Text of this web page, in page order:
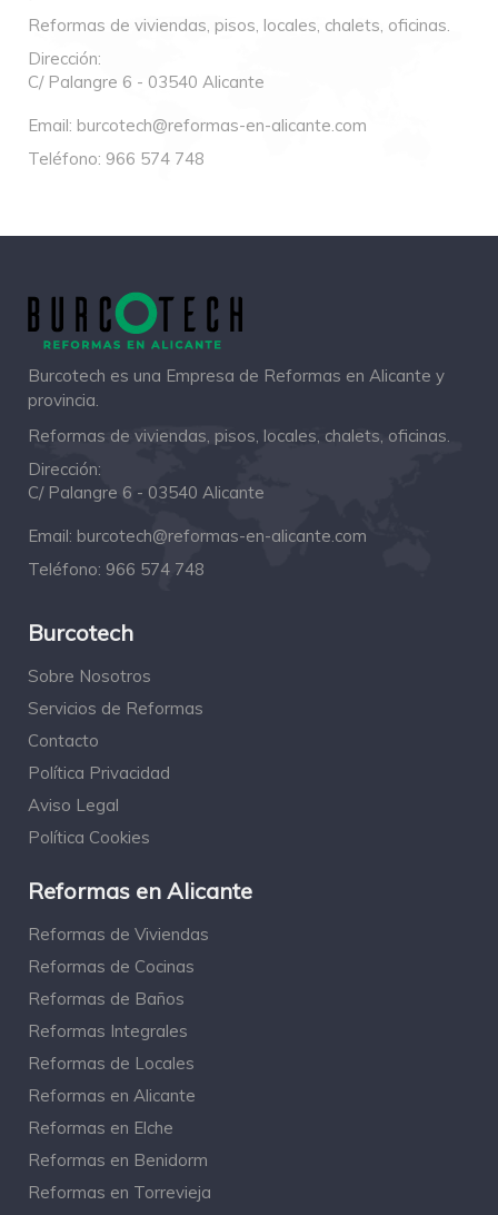
Reformas de viviendas, pisos, locales, chalets, oficinas.
Dirección:
C/ Palangre 6 - 03540 Alicante
Email: burcotech@reformas-en-alicante.com
Teléfono: 966 574 748
Burcotech es una Empresa de Reformas en Alicante y
provincia.
Reformas de viviendas, pisos, locales, chalets, oficinas.
Dirección:
C/ Palangre 6 - 03540 Alicante
Email: burcotech@reformas-en-alicante.com
Teléfono: 966 574 748
Burcotech
Sobre Nosotros
Servicios de Reformas
Contacto
Política Privacidad
Aviso Legal
Política Cookies
Reformas en Alicante
Reformas de Viviendas
Reformas de Cocinas
Reformas de Baños
Reformas Integrales
Reformas de Locales
Reformas en Alicante
Reformas en Elche
Reformas en Benidorm
Reformas en Torrevieja